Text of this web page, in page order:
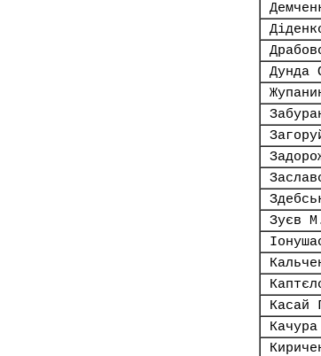
Дунда
Зуєв
Касай